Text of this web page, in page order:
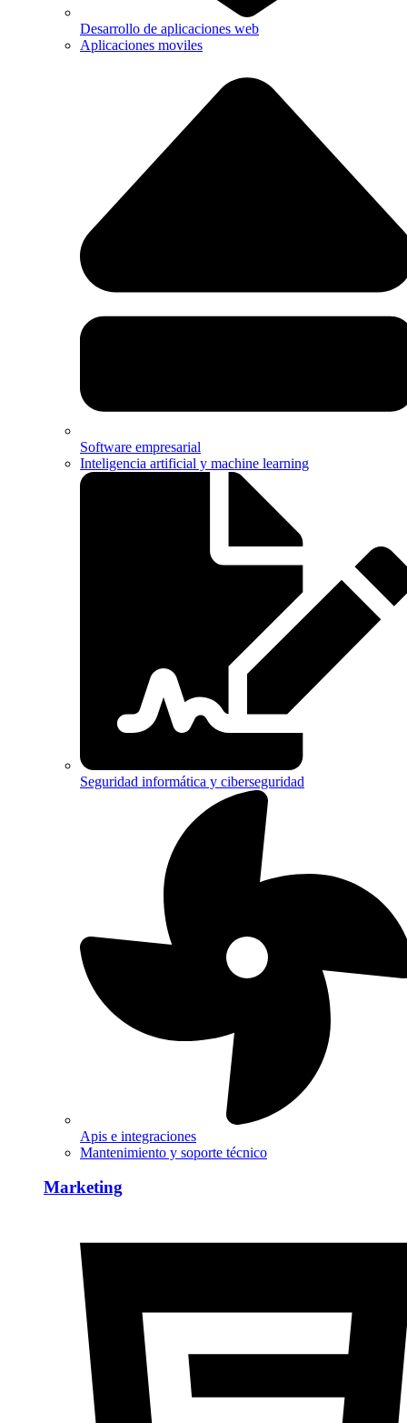
Desarrollo de aplicaciones web
Aplicaciones moviles
Software empresarial
Inteligencia artificial y machine learning
Seguridad informática y ciberseguridad
Apis e integraciones
Mantenimiento y soporte técnico
Marketing